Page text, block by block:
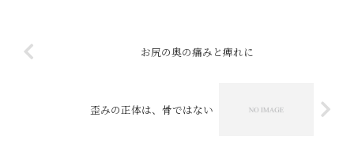
お尻の奥の痛みと痺れに
歪みの正体は、骨ではない